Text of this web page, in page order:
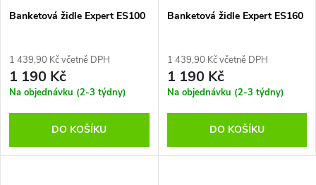
Banketová židle Expert ES100
1 439,90 Kč včetně DPH
1 190 Kč
Na objednávku (2-3 týdny)
DO KOŠÍKU
Banketová židle Expert ES160
1 439,90 Kč včetně DPH
1 190 Kč
Na objednávku (2-3 týdny)
DO KOŠÍKU